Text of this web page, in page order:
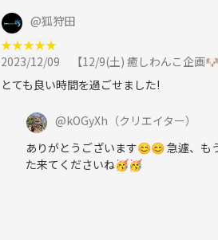
@狐狩田
★★★★★
2023/12/09
【12/9(土) 癒しわんこ企画
とても良い時間を過ごせました!
@kOGyXh （クリエイター）
ありがとうございます😊😊 急遽、も
た来てくださいね🥳🥳